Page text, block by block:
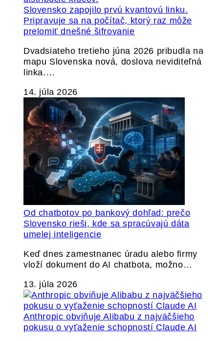
Slovensko zapojilo prvú kvantovú linku.
Pripravuje sa na počítač, ktorý raz môže
prelomiť dnešné šifrovanie
Dvadsiateho tretieho júna 2026 pribudla na
mapu Slovenska nová, doslova neviditeľná
linka.…
14. júla 2026
Od chatbotov po bankový dohľad: prečo
Slovensko rieši, kde sa spracúvajú dáta
umelej inteligencie
Keď dnes zamestnanec úradu alebo firmy
vloží dokument do AI chatbota, možno…
13. júla 2026
Anthropic obviňuje Alibabu z najväčšieho
pokusu o vyťaženie schopností Claude AI